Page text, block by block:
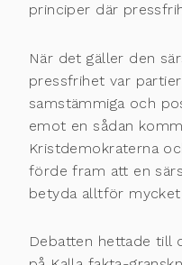
principer där
När det gäller den
pressfrihet var
samstämmiga och
emot en sådan
Kristdemokraterna
förde fram att en
betyda alltför mycket
Debatten hettade till